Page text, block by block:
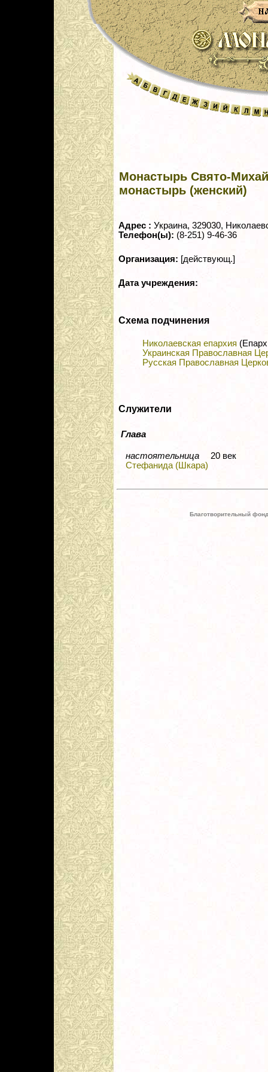
Монастырь Свято-
монастырь (женский)
Адрес : Украина, 329030,
Телефон(ы): (8-251) 9-46-36
Организация: [действующ.]
Дата учреждения:
Схема подчинения
Николаевская епархия
Украинская Православная
Русская Православная
Служители
Глава
настоятельница
Стефанида (Шкара)
20 век
Благотворительный